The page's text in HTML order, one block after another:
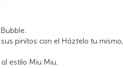
pinitos con el Háztelo tu mismo,
estilo Miu Miu.